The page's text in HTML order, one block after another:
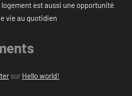
est aussi une opportunité
vie au quotidien
sur Hello world!